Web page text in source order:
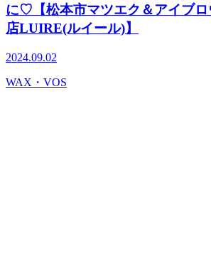
に♡【松本市マツエク＆アイブロ
店LUIRE(ルイール)】
2024.09.02
WAX・VOS